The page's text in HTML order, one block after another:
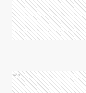
Ads